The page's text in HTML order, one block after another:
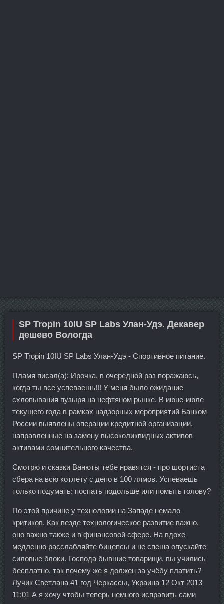
SP Tropin 10IU SP Labs Улан-Удэ. Декавер
дешево Вологда
SP Tropin 10IU SP Labs Улан-Удэ - Спортивное питание.
Пламя писал(а): Ирочка, в очередной раз поражаюсь,
когда ты все успеваешь!!! У меня было ожидание
схлопывания пузыря на нефтяном рынке. В июне-июле
текущего года в рамках надзорных мероприятий Банком
России выявлены операции кредитной организации,
направленные на замену высоколиквидных активов
активами сомнительного качества.
Смотрю и сказки Ванюты тебе нравятся - про шортиста
сбера на всю котлету с депо в 100 лямов. Успеваешь
только подумать: поспать подольше или помыть голову?
По этой причине у технологии на Западе немало
критиков. Как везде технологическое развитие важно,
оно важно также и в финансовой сфере. На вдохе
медленно расслабляйте бицепсы и не спеша опускайте
силовые блоки. Господа бывшие товарищи, вы учились
бесплатно, так почему же я должен за учёбу платить?
Лучик Светлана 41 год Черкассы, Украина 12 Окт 2013
11:01 А я хочу чтобы теперь немного исправить сами